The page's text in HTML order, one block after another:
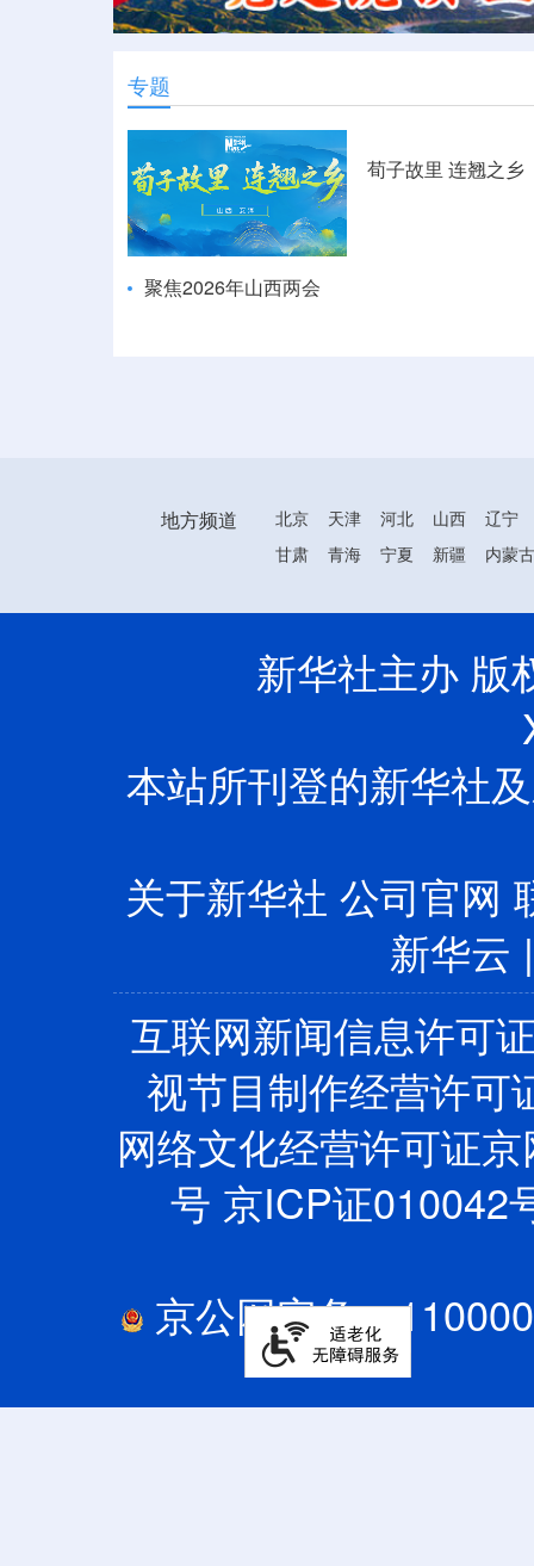
专题
荀子故里 连翘之乡
聚焦2026年山西两会
地方频道 北京 天津 河北 山西
辽宁
甘肃
青海 宁夏 新疆 内蒙
新华社主办
本站所刊登的新华社
关于新华社 公司官网
新华云
互联网新闻信息许可
视节目制作经营许可
网络文化经营许可证
号 京ICP证010042
京公网安备：